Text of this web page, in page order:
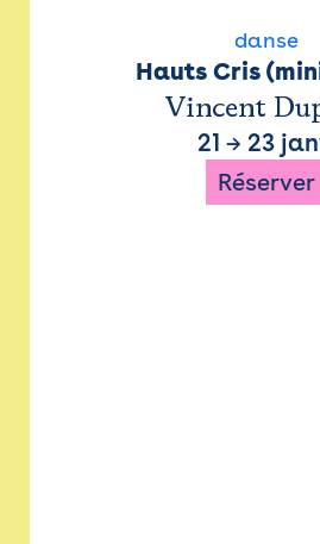
danse
Hauts Cris
Vincent
21 → 23
Réserver